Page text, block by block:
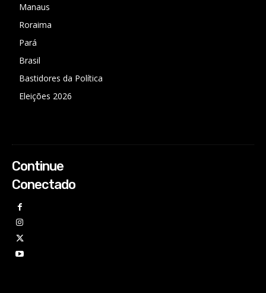
Manaus
Roraima
Pará
Brasil
Bastidores da Política
Eleições 2026
Continue
Conectado